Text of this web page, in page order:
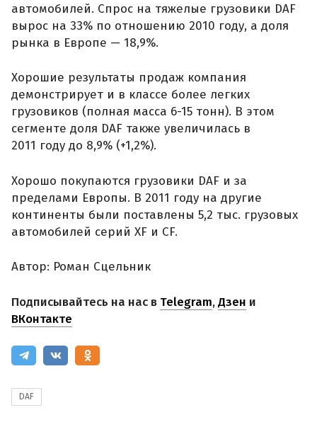
автомобилей. Спрос на тяжелые грузовики DAF
вырос на 33% по отношению 2010 году, а доля
рынка в Европе — 18,9%.
Хорошие результаты продаж компания
демонстрирует и в классе более легких
грузовиков (полная масса 6-15 тонн). В этом
сегменте доля DAF также увеличилась в
2011 году до 8,9% (+1,2%).
Хорошо покупаются грузовики DAF и за
пределами Европы. В 2011 году на другие
континенты были поставлены 5,2 тыс. грузовых
автомобилей серий XF и CF.
Автор: Роман Сцельник
Подписывайтесь на нас в Telegram,Дзен и
ВКонтакте
DAF